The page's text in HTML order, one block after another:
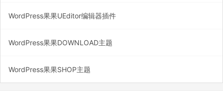
WordPress果果UEditor编辑器插件
WordPress果果DOWNLOAD主题
WordPress果果SHOP主题